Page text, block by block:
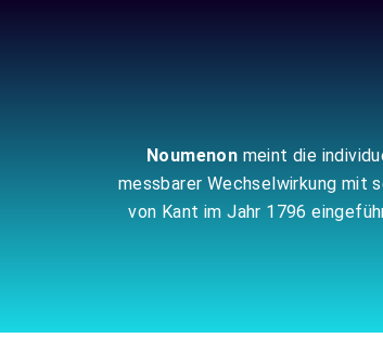
Noumenon meint die
messbarer Wechselwirkung mit
von Kant im Jahr 1796